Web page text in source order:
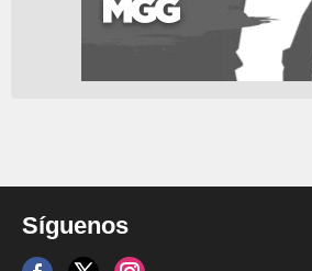
Síguenos